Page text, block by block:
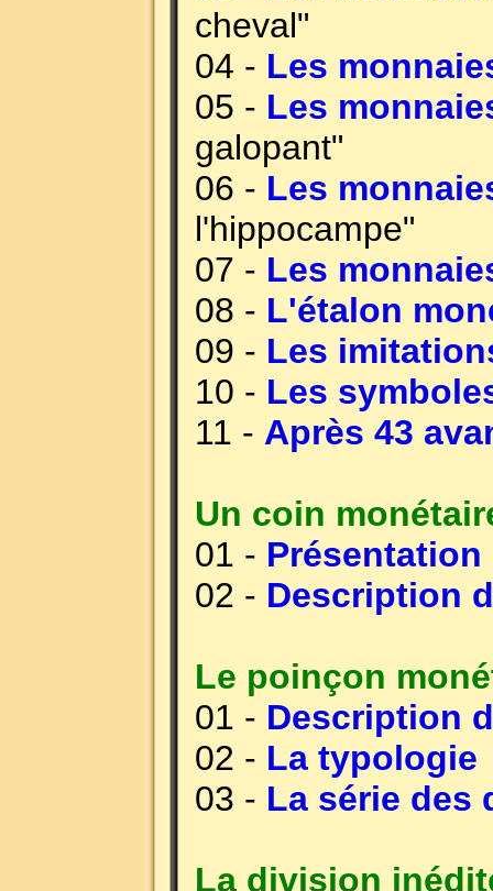
cheval"
04 - Les
05 - Les
galopant"
06 - Les
l'hippocampe"
07 - Les
08 - L'étalon
09 - Les
10 - Les
11 - Après 43
Un coin
01 -
02 - Description
Le poinçon
01 - Description
02 - La typologie
03 - La série des
La division